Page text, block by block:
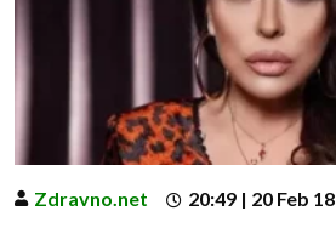
Zdravno.net 20:49 | 20 Feb 18